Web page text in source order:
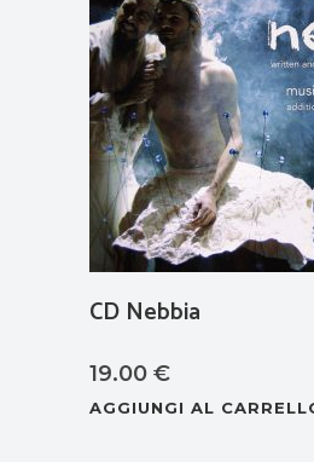
CD Nebbia
19.00 €
AGGIUNGI AL